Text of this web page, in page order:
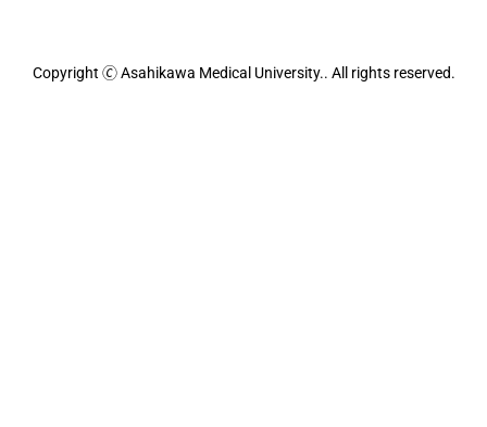
Copyright 🄫 Asahikawa Medical University.. All rights reserved.